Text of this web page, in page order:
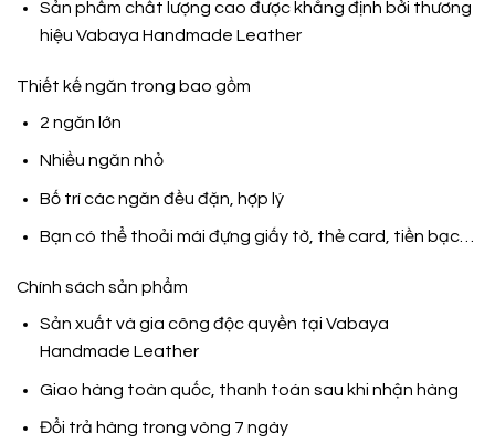
Sản phẩm chất lượng cao được khẳng định bởi thương
hiệu Vabaya Handmade Leather
Thiết kế ngăn trong bao gồm
2 ngăn lớn
Nhiều ngăn nhỏ
Bố trí các ngăn đều đặn, hợp lý
Bạn có thể thoải mái đựng giấy tờ, thẻ card, tiền bạc…
Chính sách sản phẩm
Sản xuất và gia công độc quyền tại Vabaya
Handmade Leather
Giao hàng toàn quốc, thanh toán sau khi nhận hàng
Đổi trả hàng trong vòng 7 ngày